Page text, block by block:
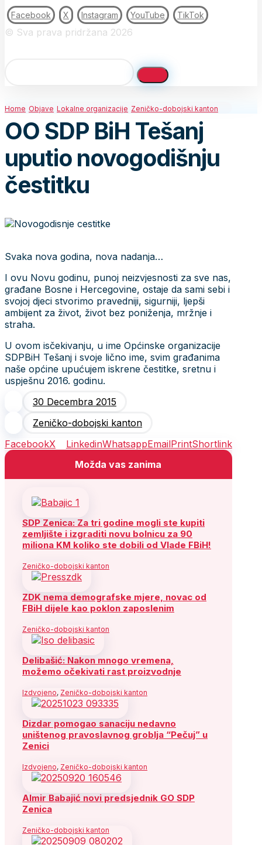
Facebook X Instagram YouTube TikTok
© Sva prava pridržana 2026
Home Objave Lokalne organizacije Zeničko-dobojski kanton
OO SDP BiH Tešanj
uputio novogodišnju
čestitku
Svaka nova godina, nova nadanja…
I ovu Novu godinu, punoj neizvjesnosti za sve nas,
građane Bosne i Hercegovine, ostaje da sami sebi i
svojoj djeci stvorimo pravedniji, sigurniji, ljepši
ambijent za život, život bez poniženja, mržnje i
straha.
U ovom isčekivanju, u ime Općinske organizacije
SDPBiH Tešanj i svoje lično ime, svim građanima
naše općine upućujem iskrene čestitke, sretnu i
uspješnu 2016. godinu.
30 Decembra 2015
Zeničko-dobojski kanton
FacebookX LinkedinWhatsappEmailPrintShortlink
Možda vas zanima
SDP Zenica: Za tri godine mogli ste kupiti
zemljište i izgraditi novu bolnicu za 90
miliona KM koliko ste dobili od Vlade FBiH!
Zeničko-dobojski kanton
ZDK nema demografske mjere, novac od
FBiH dijele kao poklon zaposlenim
Zeničko-dobojski kanton
Delibašić: Nakon mnogo vremena,
možemo očekivati rast proizvodnje
Izdvojeno, Zeničko-dobojski kanton
Dizdar pomogao sanaciju nedavno
uništenog pravoslavnog groblja “Pečuj” u
Zenici
Izdvojeno, Zeničko-dobojski kanton
Almir Babajić novi predsjednik GO SDP
Zenica
Zeničko-dobojski kanton